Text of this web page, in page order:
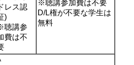
レス認
)
聴講参
費は不
※聴講参加費は不要
D/L権が不要な学生は
無料